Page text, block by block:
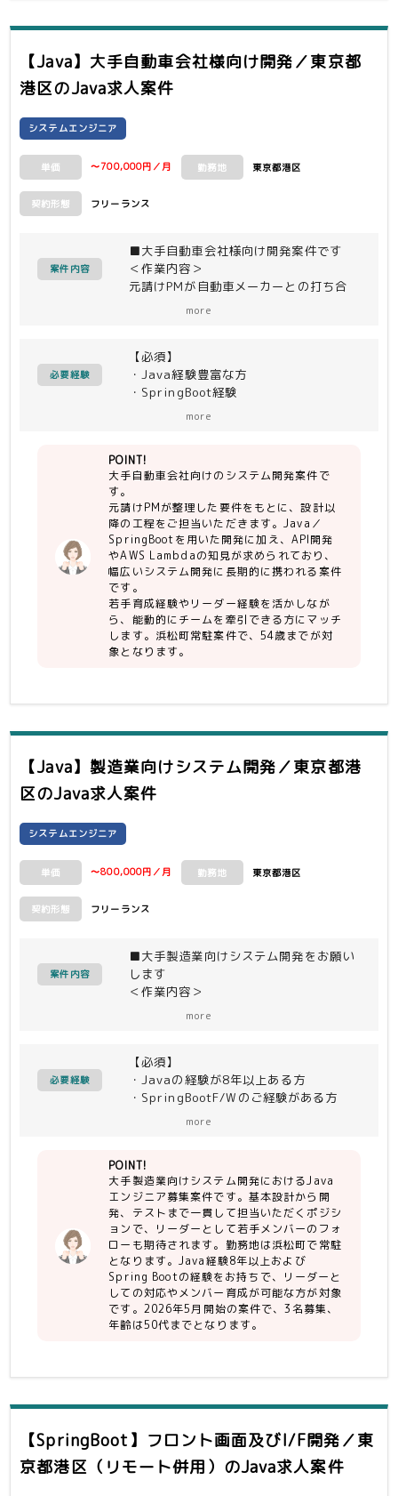
【Java】大手自動車会社様向け開発／東京都
港区のJava求人案件
システムエンジニア
単価 〜700,000円／月 勤務地 東京都港区
契約形態 フリーランス
案件内容
■大手自動車会社様向け開発案件です
＜作業内容＞
元請けPMが自動車メーカーとの打ち合
開発に携わる案件です。
ご希望に応じて長期参画可能です。
more
必要経験
【必須】
・Java経験豊富な方
・SpringBoot経験
・勤怠、コミュニケーション面に問題な
い方
【尚可】
・ServiceNow経験
【人物】
・若手メンバーの面倒を見られるリーダ
ー経験者
・待ち姿勢ではなく能動的に作業できる
方
more
POINT!
大手自動車会社向けのシステム開発案件で
す。
元請けPMが整理した要件をもとに、設計以
降の工程をご担当いただきます。Java／
SpringBootを用いた開発に加え、API開発
やAWS Lambdaの知見が求められており、
幅広いシステム開発に長期的に携われる案件
です。
若手育成経験やリーダー経験を活かしなが
ら、能動的にチームを牽引できる方にマッチ
します。浜松町常駐案件で、54歳までが対
象となります。
【Java】製造業向けシステム開発／東京都港
区のJava求人案件
システムエンジニア
単価 〜800,000円／月 勤務地 東京都港区
契約形態 フリーランス
案件内容
■大手製造業向けシステム開発をお願い
します
＜作業内容＞
more
必要経験
【必須】
・Javaの経験が8年以上ある方
・SpringBootF/Wのご経験がある方
方
【尚可】
・DB移行のご経験がある方
・API開発の知見がある方
・AWS Lambdaの知見がある方
more
POINT!
大手製造業向けシステム開発におけるJava
エンジニア募集案件です。基本設計から開
発、テストまで一貫して担当いただくポジシ
ョンで、リーダーとして若手メンバーのフォ
ローも期待されます。勤務地は浜松町で常駐
となります。Java経験8年以上および
Spring Bootの経験をお持ちで、リーダーと
しての対応やメンバー育成が可能な方が対象
です。2026年5月開始の案件で、3名募集、
年齢は50代までとなります。
【SpringBoot】フロント画面及びI/F開発／東
京都港区（リモート併用） のJava求人案件